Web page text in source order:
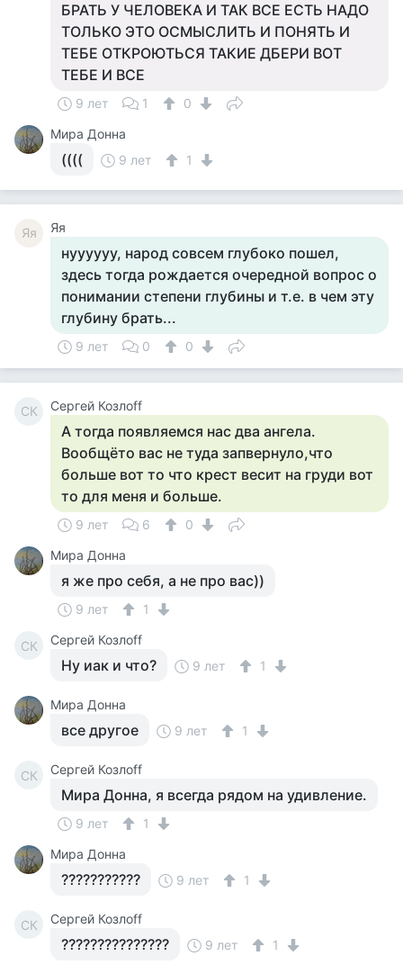
БРАТЬ У ЧЕЛОВЕКА И ТАК ВСЕ ЕСТЬ НАДО
ТОЛЬКО ЭТО ОСМЫСЛИТЬ И ПОНЯТЬ И
ТЕБЕ ОТКРОЮТЬСЯ ТАКИЕ ДБЕРИ ВОТ
ТЕБЕ И ВСЕ
9 лет 1
0
Мира Донна
(((( 9 лет 1
Яя Яя
нуууууу, народ совсем глубоко пошел,
здесь тогда рождается очередной вопрос о
понимании степени глубины и т.е. в чем эту
глубину брать...
9 лет 0 0
СК Сергей Козлоff
А тогда появляемся нас два ангела.
Вообщёто вас не туда запвернуло,что
больше вот то что крест весит на груди вот
то для меня и больше.
9 лет 6
0
Мира Донна
я же про себя, а не про вас))
9 лет 1
СК Сергей Козлоff
Ну иак и что? 9 лет 1
Мира Донна
все другое 9 лет 1
СК Сергей Козлоff
Мира Донна, я всегда рядом на удивление.
9 лет
1
Мира Донна
??????????? 9 лет 1
СК Сергей Козлоff
??????????????? 9 лет 1